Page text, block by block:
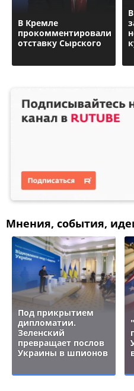
В Кремле
прокомментировали
отставку Сырского
Мнения, события,
Под прикрытием
дипломатии.
Зеленский
превращает послов
Украины в шпионов